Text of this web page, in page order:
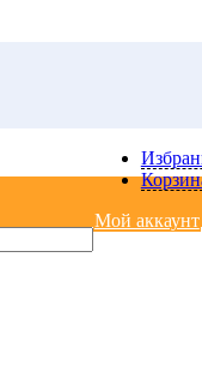
Мой аккаунт